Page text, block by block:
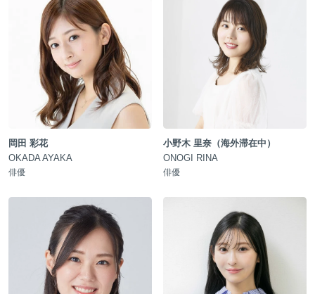
岡田 彩花
OKADA AYAKA
俳優
小野木 里奈（海外滞在中）
ONOGI RINA
俳優